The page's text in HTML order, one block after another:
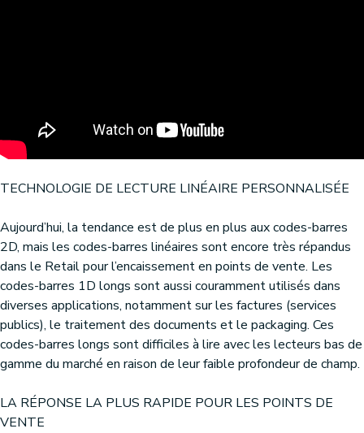
TECHNOLOGIE DE LECTURE LINÉAIRE PERSONNALISÉE
Aujourd’hui, la tendance est de plus en plus aux codes-barres
2D, mais les codes-barres linéaires sont encore très répandus
dans le Retail pour l’encaissement en points de vente. Les
codes-barres 1D longs sont aussi couramment utilisés dans
diverses applications, notamment sur les factures (services
publics), le traitement des documents et le packaging. Ces
codes-barres longs sont difficiles à lire avec les lecteurs bas de
gamme du marché en raison de leur faible profondeur de champ.
LA RÉPONSE LA PLUS RAPIDE POUR LES POINTS DE
VENTE